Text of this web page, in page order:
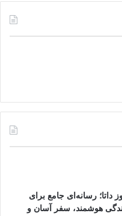
داتا؛ رسانه‌ای جامع برای
هوشمند، سفر آسان و